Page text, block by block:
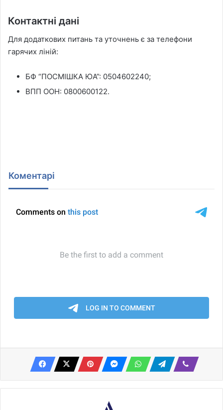
Контактні дані
Для додаткових питань та уточнень є за телефони
гарячих ліній:
БФ “ПОСМІШКА ЮА”: 0504602240;
ВПП ООН: 0800600122.
Коментарі